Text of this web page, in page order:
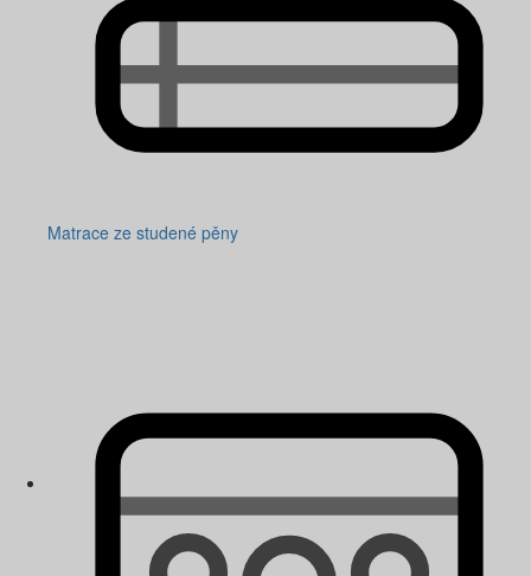
Matrace ze studené pěny